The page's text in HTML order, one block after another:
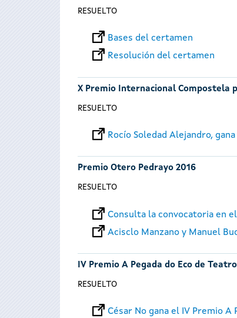
RESUELTO
Bases del certamen
Resolución del certamen
X Premio Internacional Compostela
RESUELTO
Rocío Soledad Alejandro,
Premio Otero Pedrayo 2016
RESUELTO
Consulta la convocatoria en el
Acisclo Manzano y Manuel
IV Premio A Pegada do Eco de
RESUELTO
César No gana el IV Premio A